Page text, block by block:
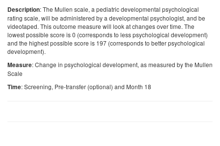
Description: The Mullen scale, a pediatric developmental psychological
rating scale, will be administered by a developmental psychologist, and be
videotaped. This outcome measure will look at changes over time. The
lowest possible score is 0 (corresponds to less psychological development)
and the highest possible score is 197 (corresponds to better psychological
development).
Measure: Change in psychological development, as measured by the Mullen
Scale
Time: Screening, Pre-transfer (optional) and Month 18